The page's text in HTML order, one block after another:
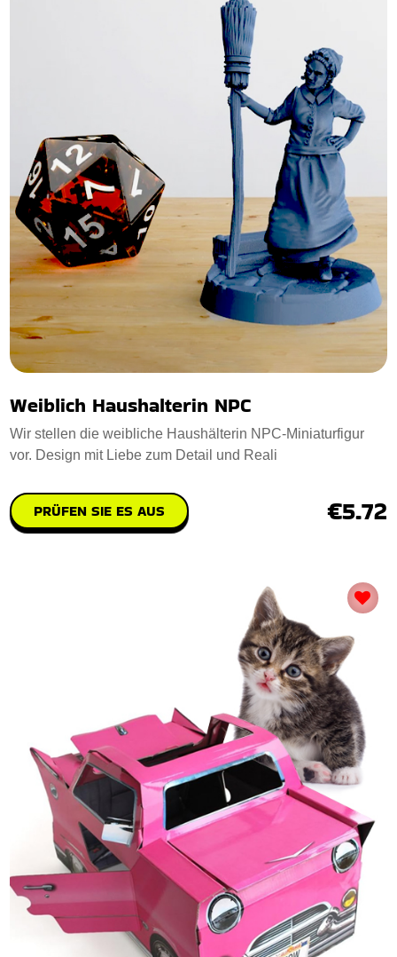
Weiblich Haushalterin NPC
Wir stellen die weibliche Haushälterin NPC-Miniaturfigur
vor. Design mit Liebe zum Detail und Reali
PRÜFEN SIE ES AUS €5.72